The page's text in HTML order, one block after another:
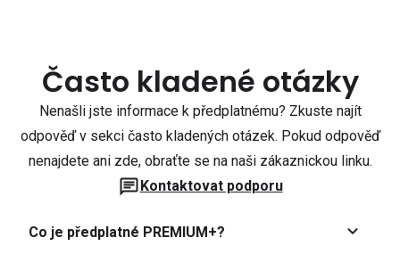
Často kladené otázky
Nenašli jste informace k předplatnému? Zkuste najít
odpověď v sekci často kladených otázek. Pokud odpověď
nenajdete ani zde, obraťte se na naši zákaznickou linku.
Kontaktovat podporu
Co je předplatné PREMIUM+?